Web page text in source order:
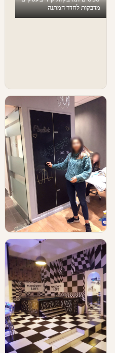
מדבקות לחדר המתנה
טפטים ומדבקות קיר בעסקים
מדבקת לוח מחיק